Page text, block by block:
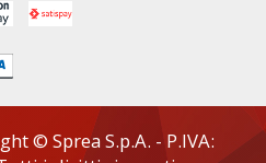
© Sprea S.p.A. - P.IVA: